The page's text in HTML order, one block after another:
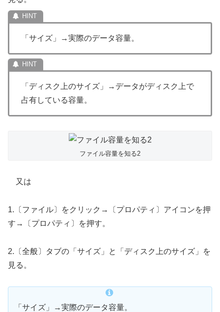
「サイズ」→実際のデータ容量。
「ディスク上のサイズ」→データがディスク上で
占有している容量。
ファイル容量を知る2
又は
1.〔ファイル〕をクリック→〔プロパティ〕アイコンを押
す→〔プロパティ〕を押す。
2.〔全般〕タブの「サイズ」と「ディスク上のサイズ」を
見る。
「サイズ」→実際のデータ容量。